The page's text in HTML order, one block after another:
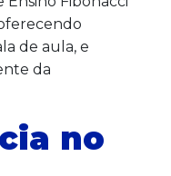
de aula, e
da
no